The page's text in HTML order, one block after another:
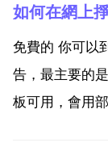
賣 那都是平台
走，再由平台
如何在網上
免費的 你可以
告，最主要的
板可用，會用